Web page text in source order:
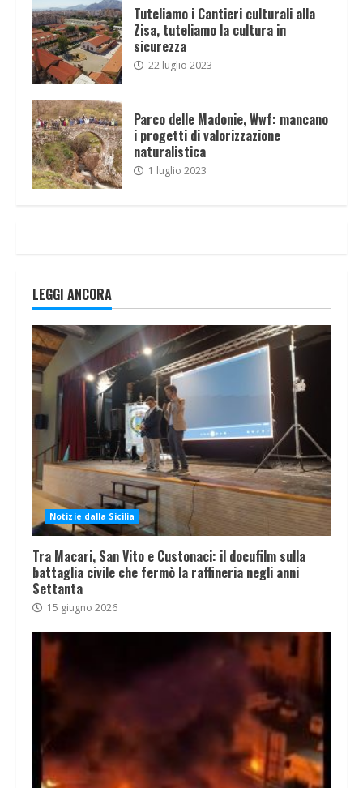
Tuteliamo i Cantieri culturali alla
Zisa, tuteliamo la cultura in
sicurezza
22 luglio 2023
Parco delle Madonie, Wwf: mancano
i progetti di valorizzazione
naturalistica
1 luglio 2023
LEGGI ANCORA
Notizie dalla Sicilia
Tra Macari, San Vito e Custonaci: il docufilm sulla
battaglia civile che fermò la raffineria negli anni
Settanta
15 giugno 2026